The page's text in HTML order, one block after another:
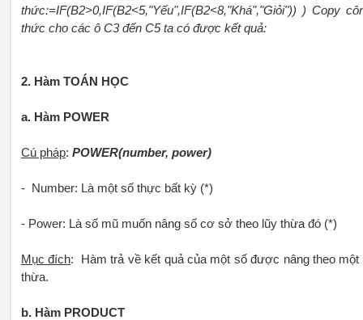
thức:=IF(B2>0,IF(B2<5,"Yếu",IF(B2<8,"Khá","Giỏi")) ) Copy
thức cho các ô C3 đến C5 ta có được kết quả:
2. Hàm TOÁN HỌC
a. Hàm POWER
Cú pháp: POWER(number, power)
- Number: Là một số thực bất kỳ (*)
- Power: Là số mũ muốn nâng số cơ sở theo lũy thừa đó (*)
Mục đích: Hàm trả về kết quả của một số được nâng theo một
thừa.
b. Hàm PRODUCT